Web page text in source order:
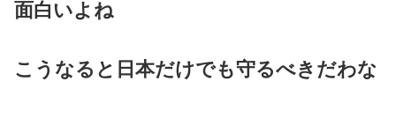
面白いよね
こうなると日本だけでも守るべきだわな